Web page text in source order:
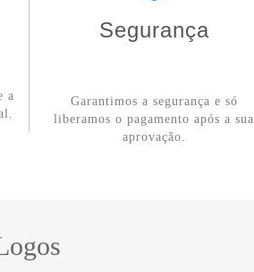
a
Segurança
Garantimos a segurança e só
liberamos o pagamento após a sua
aprovação.